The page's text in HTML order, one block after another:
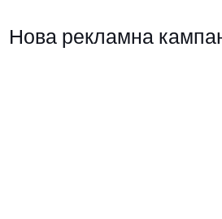
Нова рекламна